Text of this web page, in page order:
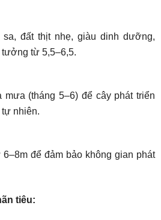
đất thịt nhẹ, giàu dinh dưỡng,
từ 5,5–6,5.
mưa (tháng 5–6) để cây phát triển
nhiên.
để đảm bảo không gian phát
tiêu: